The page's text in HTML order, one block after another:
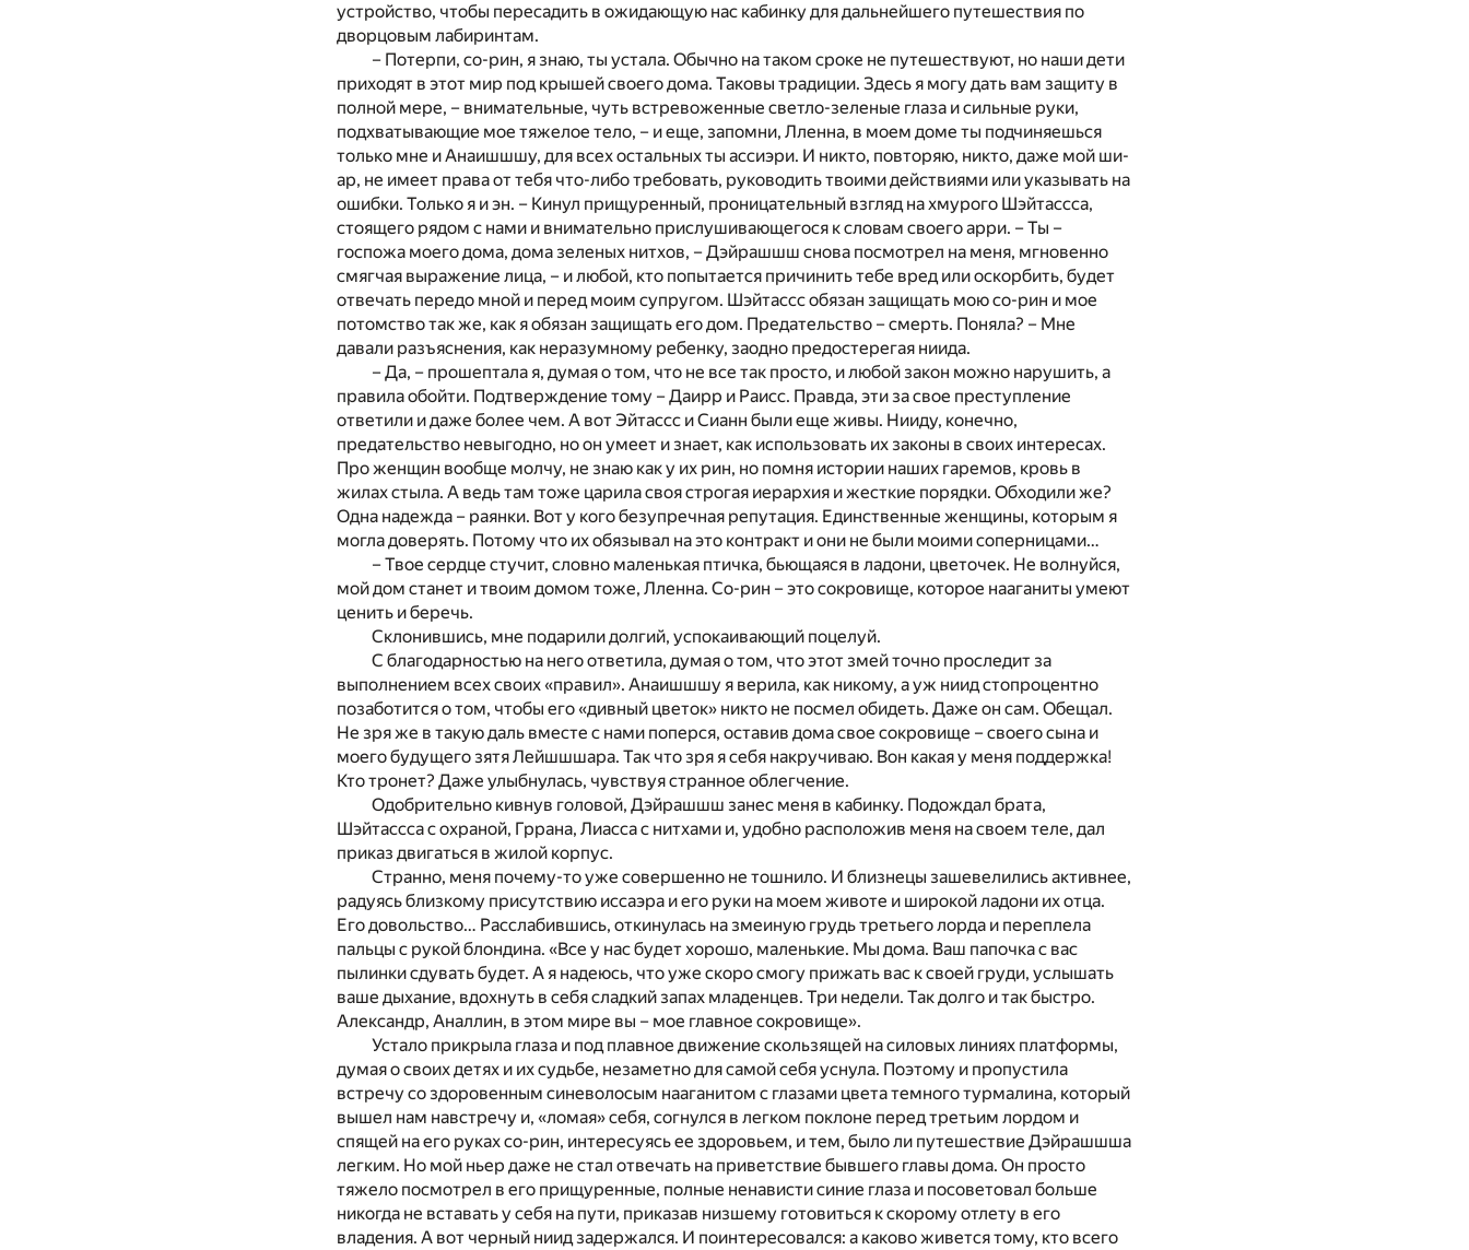
устройство, чтобы пересадить в ожидающую нас кабинку для дальнейшего путешествия по
дворцовым лабиринтам.
– Потерпи, со-рин, я знаю, ты устала. Обычно на таком сроке не путешествуют, но наши дети
приходят в этот мир под крышей своего дома. Таковы традиции. Здесь я могу дать вам защиту в
полной мере, – внимательные, чуть встревоженные светло-зеленые глаза и сильные руки,
подхватывающие мое тяжелое тело, – и еще, запомни, Лленна, в моем доме ты подчиняешься
только мне и Анаишшшу, для всех остальных ты ассиэри. И никто, повторяю, никто, даже мой ши-
ар, не имеет права от тебя что-либо требовать, руководить твоими действиями или указывать на
ошибки. Только я и эн. – Кинул прищуренный, проницательный взгляд на хмурого Шэйтассса,
стоящего рядом с нами и внимательно прислушивающегося к словам своего арри. – Ты –
госпожа моего дома, дома зеленых нитхов, – Дэйрашшш снова посмотрел на меня, мгновенно
смягчая выражение лица, – и любой, кто попытается причинить тебе вред или оскорбить, будет
отвечать передо мной и перед моим супругом. Шэйтассс обязан защищать мою со-рин и мое
потомство так же, как я обязан защищать его дом. Предательство – смерть. Поняла? – Мне
давали разъяснения, как неразумному ребенку, заодно предостерегая ниида.
– Да, – прошептала я, думая о том, что не все так просто, и любой закон можно нарушить, а
правила обойти. Подтверждение тому – Даирр и Раисс. Правда, эти за свое преступление
ответили и даже более чем. А вот Эйтассс и Сианн были еще живы. Нииду, конечно,
предательство невыгодно, но он умеет и знает, как использовать их законы в своих интересах.
Про женщин вообще молчу, не знаю как у их рин, но помня истории наших гаремов, кровь в
жилах стыла. А ведь там тоже царила своя строгая иерархия и жесткие порядки. Обходили же?
Одна надежда – раянки. Вот у кого безупречная репутация. Единственные женщины, которым я
могла доверять. Потому что их обязывал на это контракт и они не были моими соперницами…
– Твое сердце стучит, словно маленькая птичка, бьющаяся в ладони, цветочек. Не волнуйся,
мой дом станет и твоим домом тоже, Лленна. Со-рин – это сокровище, которое нааганиты умеют
ценить и беречь.
Склонившись, мне подарили долгий, успокаивающий поцелуй.
С благодарностью на него ответила, думая о том, что этот змей точно проследит за
выполнением всех своих «правил». Анаишшшу я верила, как никому, а уж ниид стопроцентно
позаботится о том, чтобы его «дивный цветок» никто не посмел обидеть. Даже он сам. Обещал.
Не зря же в такую даль вместе с нами поперся, оставив дома свое сокровище – своего сына и
моего будущего зятя Лейшшшара. Так что зря я себя накручиваю. Вон какая у меня поддержка!
Кто тронет? Даже улыбнулась, чувствуя странное облегчение.
Одобрительно кивнув головой, Дэйрашшш занес меня в кабинку. Подождал брата,
Шэйтассса с охраной, Гррана, Лиасса с нитхами и, удобно расположив меня на своем теле, дал
приказ двигаться в жилой корпус.
Странно, меня почему-то уже совершенно не тошнило. И близнецы зашевелились активнее,
радуясь близкому присутствию иссаэра и его руки на моем животе и широкой ладони их отца.
Его довольство… Расслабившись, откинулась на змеиную грудь третьего лорда и переплела
пальцы с рукой блондина. «Все у нас будет хорошо, маленькие. Мы дома. Ваш папочка с вас
пылинки сдувать будет. А я надеюсь, что уже скоро смогу прижать вас к своей груди, услышать
ваше дыхание, вдохнуть в себя сладкий запах младенцев. Три недели. Так долго и так быстро.
Александр, Аналлин, в этом мире вы – мое главное сокровище».
Устало прикрыла глаза и под плавное движение скользящей на силовых линиях платформы,
думая о своих детях и их судьбе, незаметно для самой себя уснула. Поэтому и пропустила
встречу со здоровенным синеволосым нааганитом с глазами цвета темного турмалина, который
вышел нам навстречу и, «ломая» себя, согнулся в легком поклоне перед третьим лордом и
спящей на его руках со-рин, интересуясь ее здоровьем, и тем, было ли путешествие Дэйрашшша
легким. Но мой ньер даже не стал отвечать на приветствие бывшего главы дома. Он просто
тяжело посмотрел в его прищуренные, полные ненависти синие глаза и посоветовал больше
никогда не вставать у себя на пути, приказав низшему готовиться к скорому отлету в его
владения. А вот черный ниид задержался. И поинтересовался: а каково живется тому, кто всего